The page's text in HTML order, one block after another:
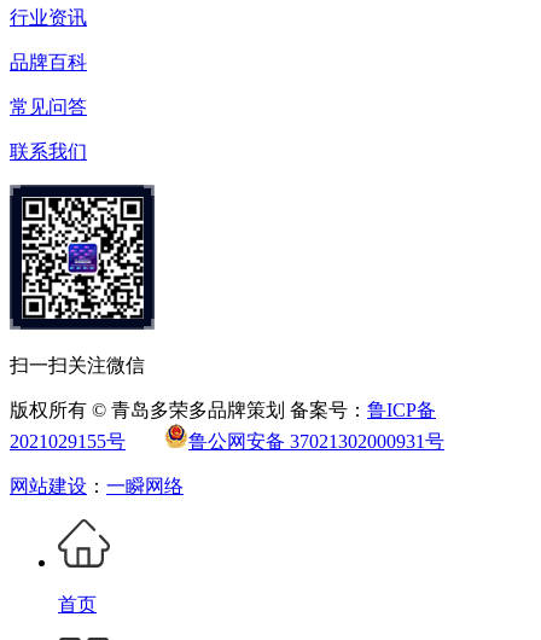
行业资讯
品牌百科
常见问答
联系我们
扫一扫关注微信
版权所有 © 青岛多荣多品牌策划 备案号： 鲁ICP备
2021029155号
鲁公网安备 37021302000931号
网站建设 ： 一瞬网络
首页